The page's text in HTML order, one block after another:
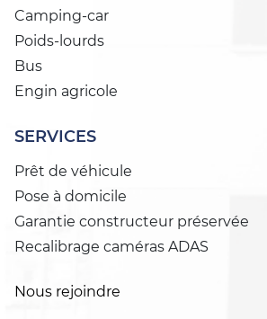
Camping-car
Poids-lourds
Bus
Engin agricole
SERVICES
Prêt de véhicule
Pose à domicile
Garantie constructeur préservée
Recalibrage caméras ADAS
Nous rejoindre